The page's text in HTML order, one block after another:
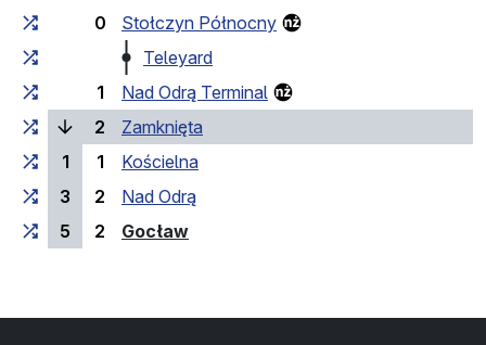
0
Stołczyn Północny
Teleyard
1
Nad Odrą Terminal
2
Zamknięta
1
1
Kościelna
3
2
Nad Odrą
5
2 Gocław(przystanek końcowy)